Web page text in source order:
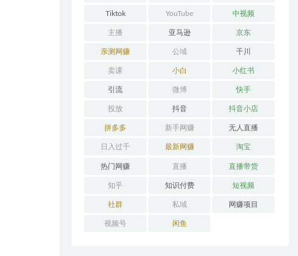
Tiktok YouTube 中视频
主播 亚马逊 京东
亲测网赚 公域 千川
卖课 小白 小红书
引流 微博 快手
投放 抖音 抖音小店
拼多多 新手网赚 无人直播
日入过千 最新网赚 淘宝
热门网赚 直播 直播带货
知乎 知识付费 短视频
社群 私域 网赚项目
视频号 闲鱼